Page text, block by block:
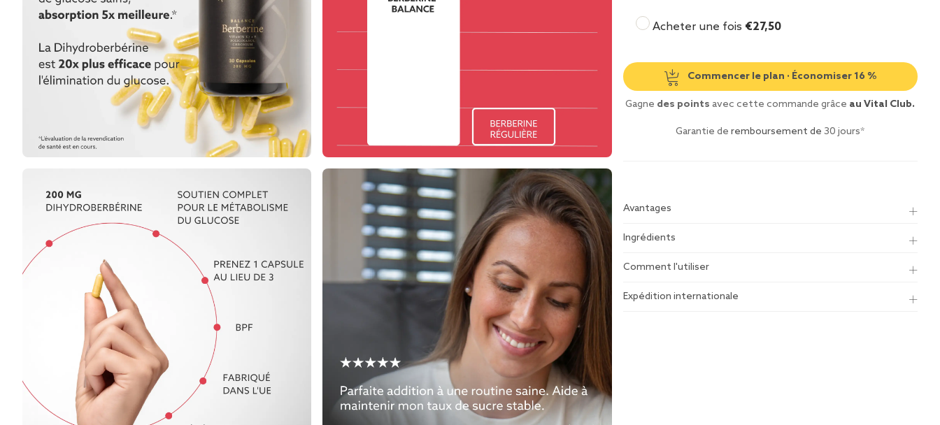
Acheter une fois €27,50
Commencer le plan · Économiser 16 %
Gagne des points avec cette commande grâce au Vital Club.
Garantie deremboursement de 30 jours*
Avantages
Ingrédients
Comment l'utiliser
Expédition internationale